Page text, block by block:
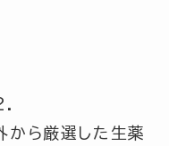
から厳選した生薬